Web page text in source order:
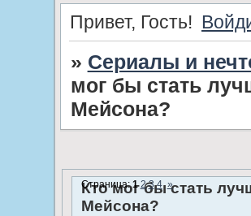
Привет, Гость!
» Сериалы и
мог бы стать
Мейсона?
­Кто мог бы стать
Мейсона?
Страница:1 2 3 4 »